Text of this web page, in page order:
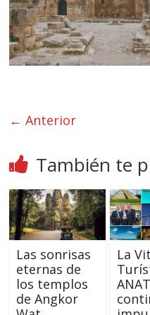
← Anterior
También te
Las sonrisas
eternas de
los templos
de Angkor
La